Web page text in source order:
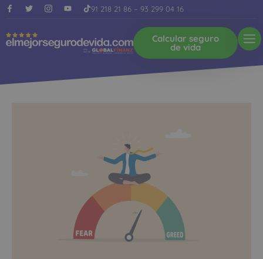
91 218 21 86 – 93 299 04 16
Calcular seguro
de vida